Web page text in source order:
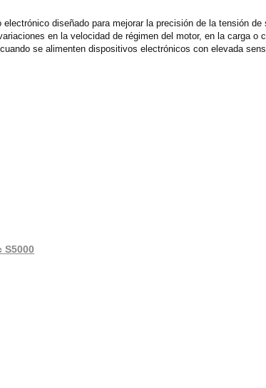
electrónico diseñado para mejorar la precisión de la tensión
en la velocidad de régimen del motor, en la carga o
se alimenten dispositivos electrónicos con elevada
S5000